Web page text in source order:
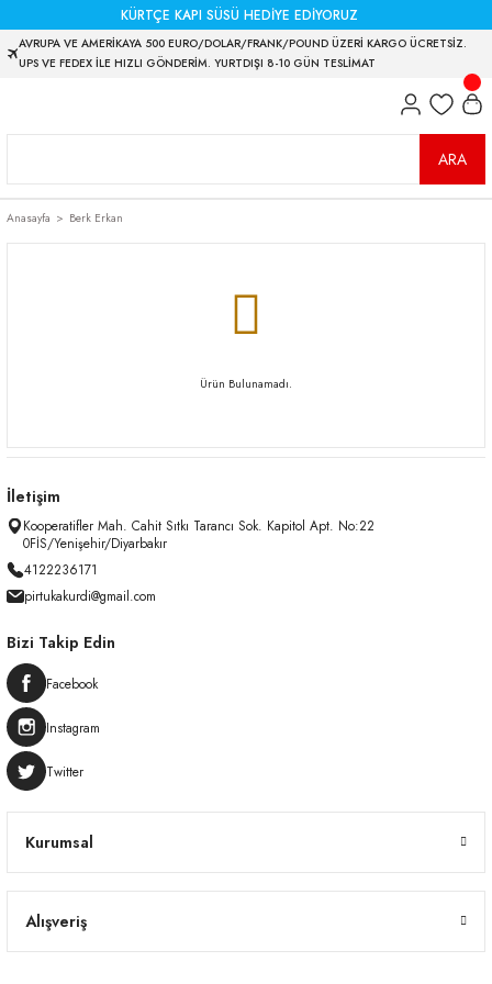
KÜRTÇE KAPI SÜSÜ HEDİYE EDİYORUZ
AVRUPA VE AMERİKAYA 500 EURO/DOLAR/FRANK/POUND ÜZERİ KARGO ÜCRETSİZ.
UPS VE FEDEX İLE HIZLI GÖNDERİM. YURTDIŞI 8-10 GÜN TESLİMAT
ARA
Anasayfa Berk Erkan
Ürün Bulunamadı.
İletişim
Kooperatifler Mah. Cahit Sıtkı Tarancı Sok. Kapitol Apt. No:22
0FİS/Yenişehir/Diyarbakır
4122236171
pirtukakurdi@gmail.com
Kurumsal
Alışveriş
Bizi Takip Edin
Facebook
Instagram
Twitter